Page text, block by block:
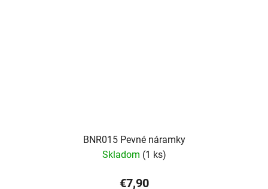
BNR015 Pevné náramky
Skladom (1 ks)
€7,90